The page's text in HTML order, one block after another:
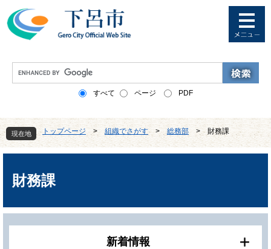
ー
ニ
本
文
へ
e
カ
ス
ム
検
すべて ページ PDF
現在地 トップページ > 組織でさがす > 総務部 > 財務課
本
財務課
新着情報